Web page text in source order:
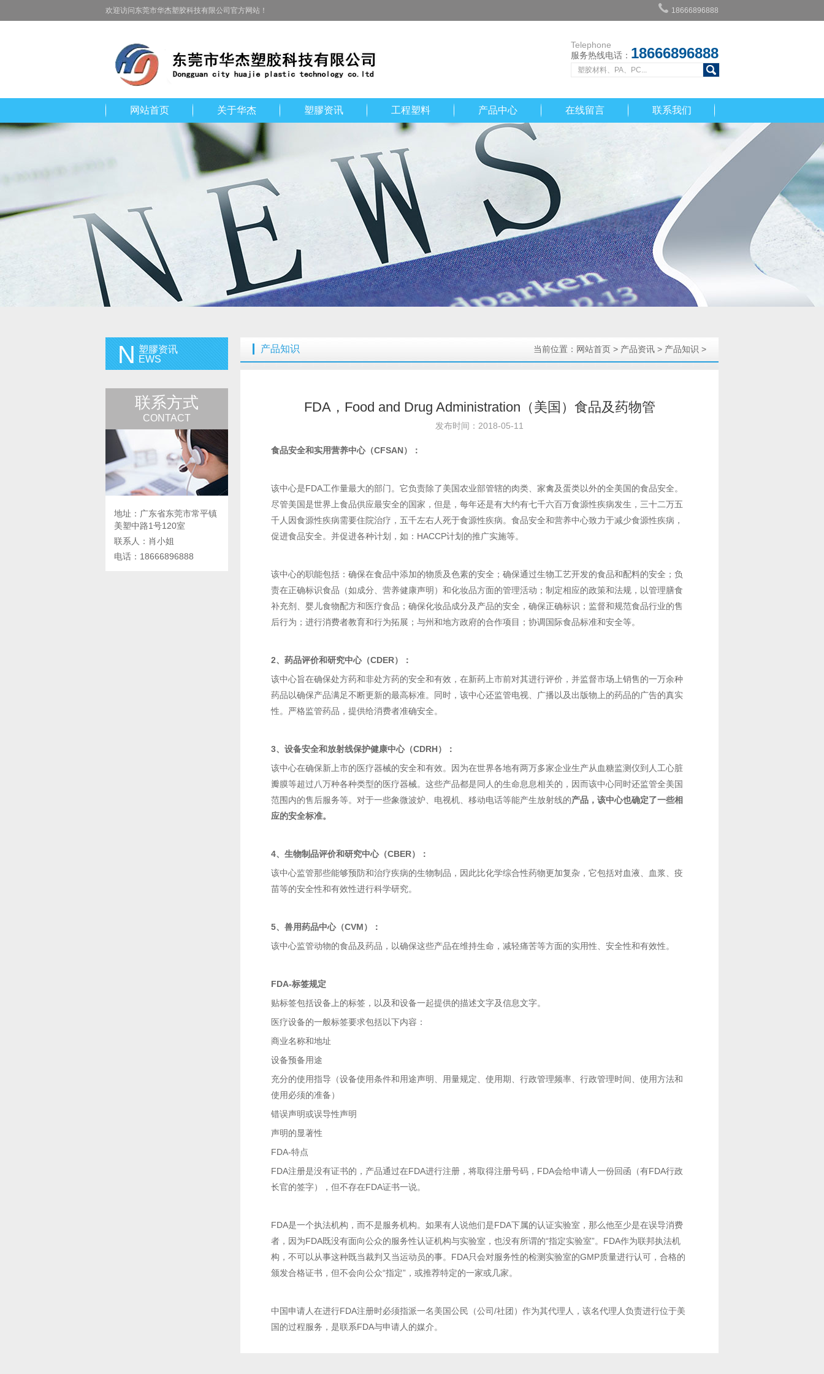
欢迎访问东莞市华杰塑胶科技有限公司官方网站！ 18666896888
Telephone
服务热线电话： 18666896888
网站首页 关于华杰 塑膠资讯 工程塑料 产品中心 在线留言 联系我们
N 塑膠资讯
EWS
联系方式
CONTACT
地址：广东省东莞市常平镇
美塑中路1号120室
联系人：肖小姐
电话：18666896888
产品知识 当前位置： 网站首页 > 产品资讯 > 产品知识 >
FDA，Food and Drug Administration（美国）食品及药物管
发布时间：2018-05-11
食品安全和实用营养中心（CFSAN）：
该中心是FDA工作量最大的部门。它负责除了美国农业部管辖的肉类、家禽及蛋类以外的全美国的食品安全。
尽管美国是世界上食品供应最安全的国家，但是，每年还是有大约有七千六百万食源性疾病发生，三十二万五
千人因食源性疾病需要住院治疗，五千左右人死于食源性疾病。食品安全和营养中心致力于减少食源性疾病，
促进食品安全。并促进各种计划，如：HACCP计划的推广实施等。
该中心的职能包括：确保在食品中添加的物质及色素的安全；确保通过生物工艺开发的食品和配料的安全；负
责在正确标识食品（如成分、营养健康声明）和化妆品方面的管理活动；制定相应的政策和法规，以管理膳食
补充剂、婴儿食物配方和医疗食品；确保化妆品成分及产品的安全，确保正确标识；监督和规范食品行业的售
后行为；进行消费者教育和行为拓展；与州和地方政府的合作项目；协调国际食品标准和安全等。
2、药品评价和研究中心（CDER）：
该中心旨在确保处方药和非处方药的安全和有效，在新药上市前对其进行评价，并监督市场上销售的一万余种
药品以确保产品满足不断更新的最高标准。同时，该中心还监管电视、广播以及出版物上的药品的广告的真实
性。严格监管药品，提供给消费者准确安全。
3、设备安全和放射线保护健康中心（CDRH）：
该中心在确保新上市的医疗器械的安全和有效。因为在世界各地有两万多家企业生产从血糖监测仪到人工心脏
瓣膜等超过八万种各种类型的医疗器械。这些产品都是同人的生命息息相关的，因而该中心同时还监管全美国
范围内的售后服务等。对于一些象微波炉、电视机、移动电话等能产生放射线的产品，该中心也确定了一些相
应的安全标准。
4、生物制品评价和研究中心（CBER）：
该中心监管那些能够预防和治疗疾病的生物制品，因此比化学综合性药物更加复杂，它包括对血液、血浆、疫
苗等的安全性和有效性进行科学研究。
5、兽用药品中心（CVM）：
该中心监管动物的食品及药品，以确保这些产品在维持生命，减轻痛苦等方面的实用性、安全性和有效性。
FDA-标签规定
贴标签包括设备上的标签，以及和设备一起提供的描述文字及信息文字。
医疗设备的一般标签要求包括以下内容：
商业名称和地址
设备预备用途
充分的使用指导（设备使用条件和用途声明、用量规定、使用期、行政管理频率、行政管理时间、使用方法和
使用必须的准备）
错误声明或误导性声明
声明的显著性
FDA-特点
FDA注册是没有证书的，产品通过在FDA进行注册，将取得注册号码，FDA会给申请人一份回函（有FDA行政
长官的签字），但不存在FDA证书一说。
FDA是一个执法机构，而不是服务机构。如果有人说他们是FDA下属的认证实验室，那么他至少是在误导消费
者，因为FDA既没有面向公众的服务性认证机构与实验室，也没有所谓的“指定实验室”。FDA作为联邦执法机
构，不可以从事这种既当裁判又当运动员的事。FDA只会对服务性的检测实验室的GMP质量进行认可，合格的
颁发合格证书，但不会向公众“指定”，或推荐特定的一家或几家。
中国申请人在进行FDA注册时必须指派一名美国公民（公司/社团）作为其代理人，该名代理人负责进行位于美
国的过程服务，是联系FDA与申请人的媒介。